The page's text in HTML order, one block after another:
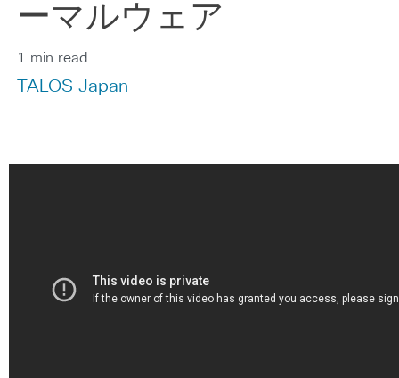
ーマルウェア
1 min read
TALOS Japan